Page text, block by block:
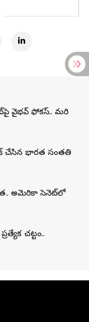
వైభవ్ ఫోకస్.. మరి
చేసిన భారత సంతతి
అమెరికా సెనెట్‌లో
చట్టం..